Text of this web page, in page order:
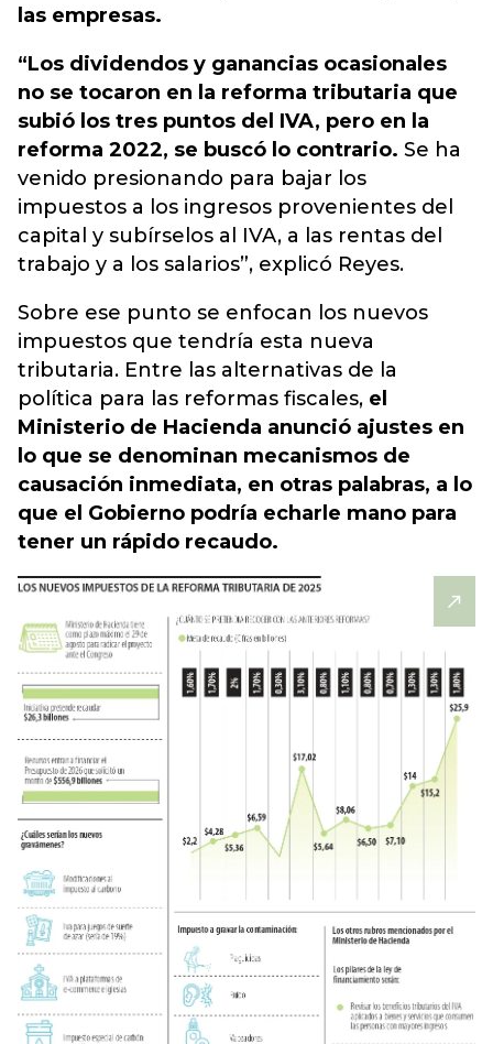
las empresas.
“Los dividendos y ganancias ocasionales
no se tocaron en la reforma tributaria que
subió los tres puntos del IVA, pero en la
reforma 2022, se buscó lo contrario. Se ha
venido presionando para bajar los
impuestos a los ingresos provenientes del
capital y subírselos al IVA, a las rentas del
trabajo y a los salarios”, explicó Reyes.
Sobre ese punto se enfocan los nuevos
impuestos que tendría esta nueva
tributaria. Entre las alternativas de la
política para las reformas fiscales, el
Ministerio de Hacienda anunció ajustes en
lo que se denominan mecanismos de
causación inmediata, en otras palabras, a lo
que el Gobierno podría echarle mano para
tener un rápido recaudo.